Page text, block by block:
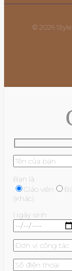
© 2026 Style
Bạn là
Giáo viên
(Khác)
Ngày sinh